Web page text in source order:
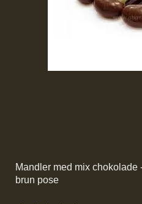
Mandler med mix
brun pose